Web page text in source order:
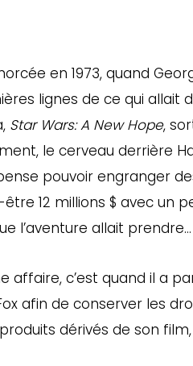
en 1973, quand
lignes de ce qui allait
Star Wars: A New Hope,
le cerveau derrière
pouvoir engranger
12 millions $ avec un
l’aventure allait prendre…
affaire, c’est quand il a
afin de conserver les
dérivés de son